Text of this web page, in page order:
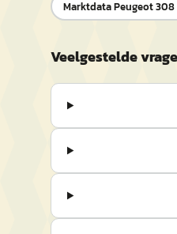
MarktdataPeugeot 308
Veelgestelde